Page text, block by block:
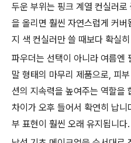
두운 부위는 핑크 계열 컨실러
을 올리면 훨씬 자연스럽게 커
지 색 컨실러만 쓸 때보다 확실
파우더는 선택이 아니라 여름엔
말 형태의 마무리 제품으로, 피
션의 지속력을 높여주는 역할을
차이가 오후 들어서 확연히 납니
부 표현이 훨씬 오래 유지됩니다.